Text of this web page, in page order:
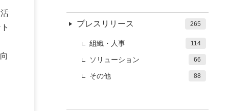
プレスリリース 265
組織・人事 114
ソリューション 66
その他 88